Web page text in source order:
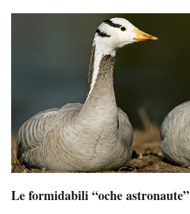
Le formidabili “oche astronaute”